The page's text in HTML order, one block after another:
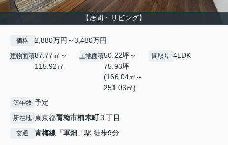
【居間・リビング】
価格 2,880万円～3,480万円
建物面積87.77㎡～
115.92㎡
土地面積50.22坪～
75.93坪
(166.04㎡～
251.03㎡)
間取り 4LDK
築年数 予定
所在地 東京都青梅市柚木町３丁目
交通 青梅線 「軍畑 」駅 徒歩9分